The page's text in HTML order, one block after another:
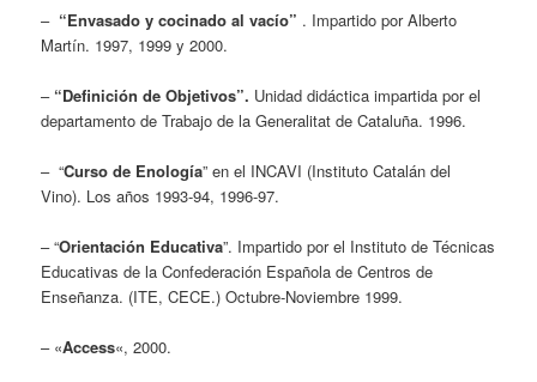
– “Envasado y cocinado al vacío” . Impartido por Alberto
Martín. 1997, 1999 y 2000.
– “Definición de Objetivos”. Unidad didáctica impartida por el
departamento de Trabajo de la Generalitat de Cataluña. 1996.
– “Curso de Enología” en el INCAVI (Instituto Catalán del
Vino). Los años 1993-94, 1996-97.
– “Orientación Educativa”. Impartido por el Instituto de Técnicas
Educativas de la Confederación Española de Centros de
Enseñanza. (ITE, CECE.) Octubre-Noviembre 1999.
– «Access«, 2000.